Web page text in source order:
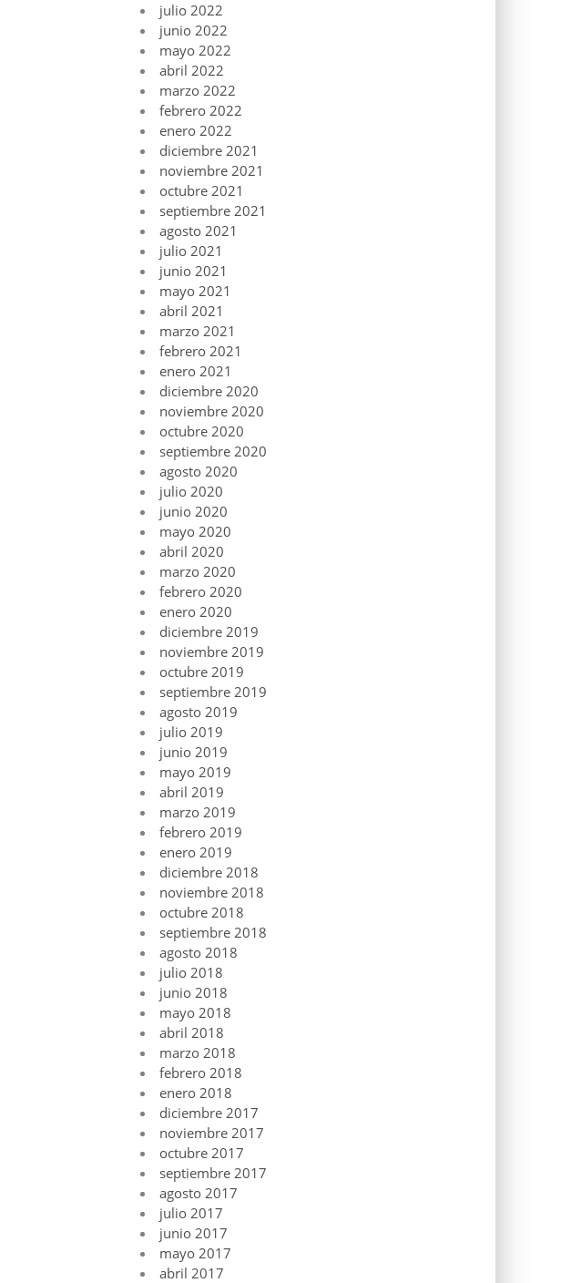
julio 2022
junio 2022
mayo 2022
abril 2022
marzo 2022
febrero 2022
enero 2022
diciembre 2021
noviembre 2021
octubre 2021
septiembre 2021
agosto 2021
julio 2021
junio 2021
mayo 2021
abril 2021
marzo 2021
febrero 2021
enero 2021
diciembre 2020
noviembre 2020
octubre 2020
septiembre 2020
agosto 2020
julio 2020
junio 2020
mayo 2020
abril 2020
marzo 2020
febrero 2020
enero 2020
diciembre 2019
noviembre 2019
octubre 2019
septiembre 2019
agosto 2019
julio 2019
junio 2019
mayo 2019
abril 2019
marzo 2019
febrero 2019
enero 2019
diciembre 2018
noviembre 2018
octubre 2018
septiembre 2018
agosto 2018
julio 2018
junio 2018
mayo 2018
abril 2018
marzo 2018
febrero 2018
enero 2018
diciembre 2017
noviembre 2017
octubre 2017
septiembre 2017
agosto 2017
julio 2017
junio 2017
mayo 2017
abril 2017